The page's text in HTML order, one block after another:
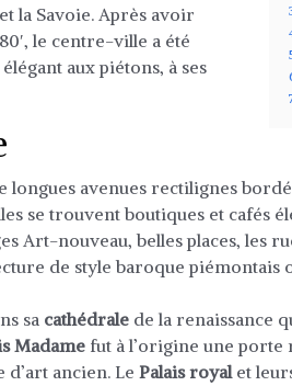
la Savoie. Après avoir
le centre-ville a été
aux piétons, à ses
longues avenues rectilignes
se trouvent boutiques et cafés
Art-nouveau, belles places, les
de style baroque piémontais
sa cathédrale de la renaissance
Madame fut à l’origine une
ancien. Le Palais royalet